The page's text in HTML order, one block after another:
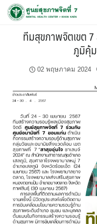
ทีมสุขภาพจิตเขต
ภูมิคุ้
02 พฤษภาคม 2024